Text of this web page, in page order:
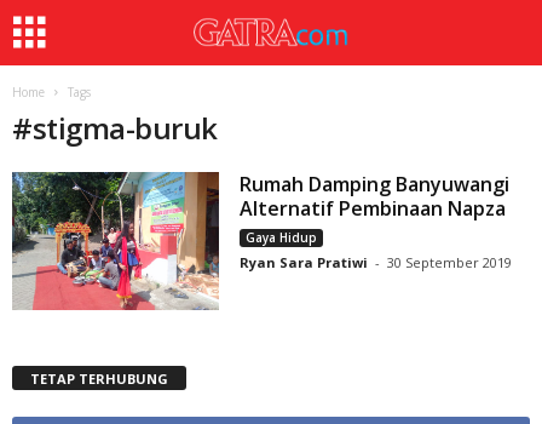
Home Tags
#stigma-buruk
Rumah Damping Banyuwangi
Alternatif Pembinaan Napza
Gaya Hidup
Ryan Sara Pratiwi - 30 September 2019
TETAP TERHUBUNG